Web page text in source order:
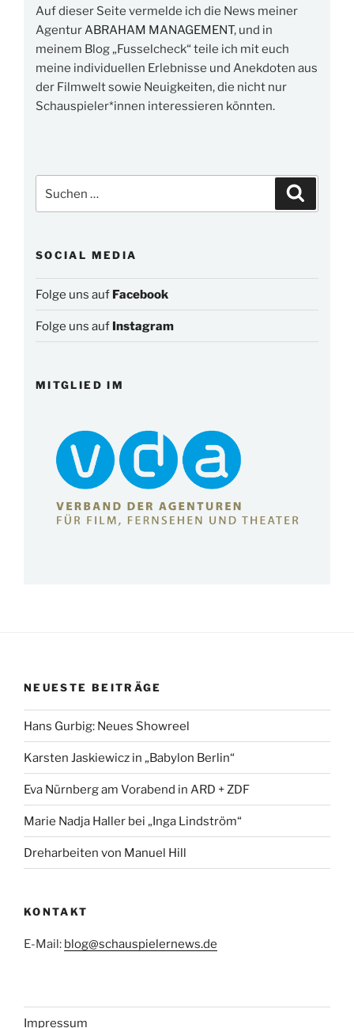
Auf dieser Seite vermelde ich die News meiner
AgenturABRAHAM MANAGEMENT, und in
meinem Blog „Fusselcheck“ teile ich mit euch
meine individuellen Erlebnisse und Anekdoten aus
der Filmwelt sowie Neuigkeiten, die nicht nur
Schauspieler*innen interessieren könnten.
nach:
SOCIAL MEDIA
Folge uns auf Facebook
Folge uns auf Instagram
MITGLIED IM
NEUESTE BEITRÄGE
Hans Gurbig: Neues Showreel
Karsten Jaskiewicz in „Babylon Berlin“
Eva Nürnberg am Vorabend in ARD + ZDF
Marie Nadja Haller bei „Inga Lindström“
Dreharbeiten von Manuel Hill
KONTAKT
E-Mail: blog@schauspielernews.de
Impressum